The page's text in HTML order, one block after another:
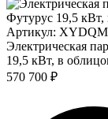
Артикул:
Электрическая
19,5 кВт, в
570 700 ₽